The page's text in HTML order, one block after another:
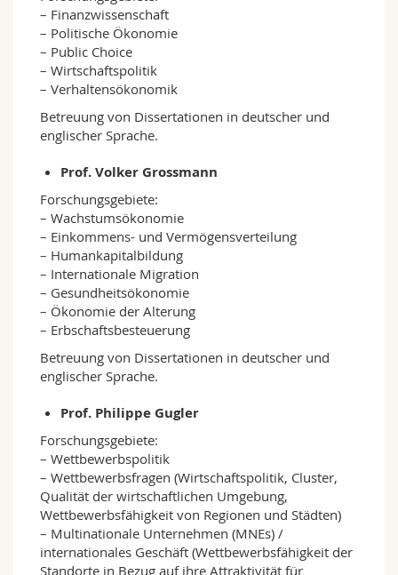
– Finanzwissenschaft
– Politische Ökonomie
– Public Choice
– Wirtschaftspolitik
– Verhaltensökonomik
Betreuung von Dissertationen in deutscher und
englischer Sprache.
Prof. Volker Grossmann
Forschungsgebiete:
– Wachstumsökonomie
– Einkommens- und Vermögensverteilung
– Humankapitalbildung
– Internationale Migration
– Gesundheitsökonomie
– Ökonomie der Alterung
– Erbschaftsbesteuerung
Betreuung von Dissertationen in deutscher und
englischer Sprache.
Prof. Philippe Gugler
Forschungsgebiete:
– Wettbewerbspolitik
– Wettbewerbsfragen (Wirtschaftspolitik, Cluster,
Qualität der wirtschaftlichen Umgebung,
Wettbewerbsfähigkeit von Regionen und Städten)
– Multinationale Unternehmen (MNEs) /
internationales Geschäft (Wettbewerbsfähigkeit der
Standorte in Bezug auf ihre Attraktivität für